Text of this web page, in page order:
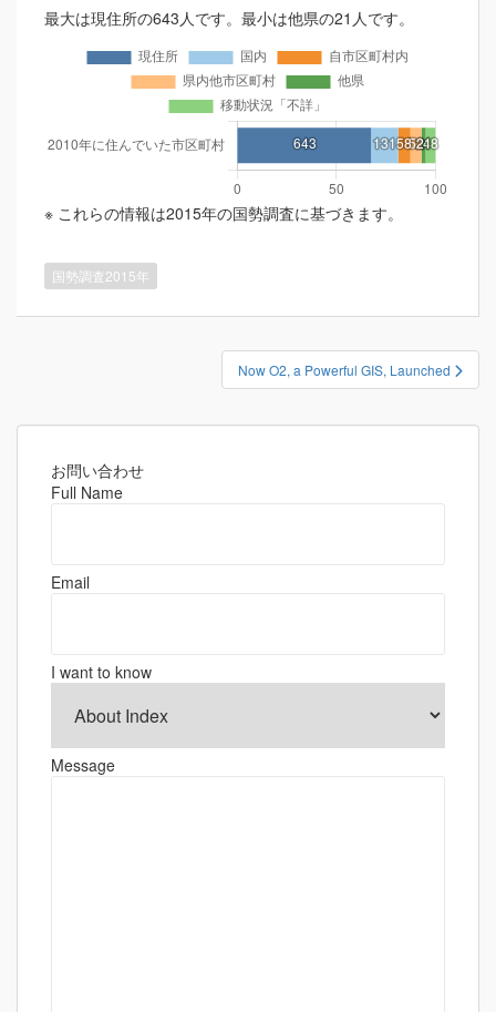
最大は現住所の643人です。最小は他県の21人です。
※ これらの情報は2015年の国勢調査に基づきます。
国勢調査2015年
ナ
Now O2, a Powerful GIS, Launched
お問い合わせ
Full Name
Email
I want to know
Message